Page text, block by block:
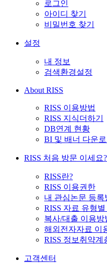
로그인
아이디 찾기
비밀번호 찾기
설정
내 정보
검색환경설정
About RISS
RISS 이용방법
RISS 지식더하기
DB연계 현황
BI 및 배너 다운
RISS 처음 방문 이세요?
RISS란?
RISS 이용권한
내 관심논문 등록
RISS 자료 유형
복사/대출 이용방
해외전자자료 이
RISS 정보취약계
고객센터